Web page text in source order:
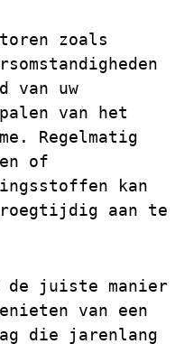
zoals
van uw
van het
Regelmatig
of
kan
aan te
de juiste manier
van een
die jarenlang